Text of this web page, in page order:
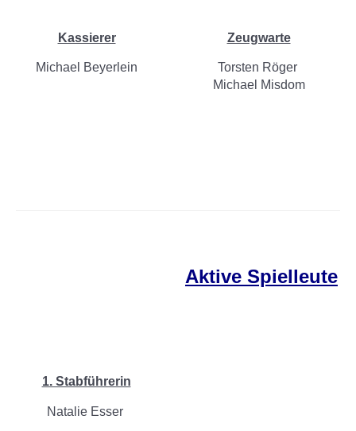
Kassierer Zeugwarte
Michael Beyerlein
Torsten Röger
Michael Misdom
Aktive Spielleute
1. Stabführerin
Natalie Esser